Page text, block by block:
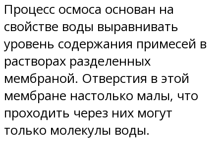
Процесс осмоса основан на
свойстве воды выравнивать
уровень содержания примесей в
растворах разделенных
мембраной. Отверстия в этой
мембране настолько малы, что
проходить через них могут
только молекулы воды.